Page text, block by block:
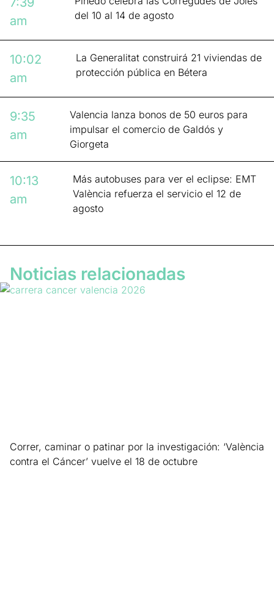
am
del 10 al 14 de agosto
10:02
am
La Generalitat construirá 21 viviendas de
protección pública en Bétera
9:35
am
Valencia lanza bonos de 50 euros para
impulsar el comercio de Galdós y
Giorgeta
10:13
am
Más autobuses para ver el eclipse: EMT
València refuerza el servicio el 12 de
agosto
Noticias relacionadas
Correr, caminar o patinar por la investigación: ‘València
contra el Cáncer’ vuelve el 18 de octubre